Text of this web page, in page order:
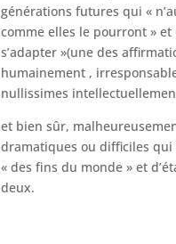
générations futures qui «
comme elles le pourront »
s’adapter »(une des
humainement ,
nullissimes
et bien sûr,
dramatiques ou difficiles
« des fins du monde » et
deux.